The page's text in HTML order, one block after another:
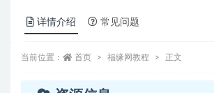
详情介绍 常见问题
当前位置： 首页 福缘网教程 正文